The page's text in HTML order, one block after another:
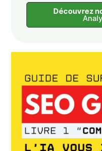
Découvrez